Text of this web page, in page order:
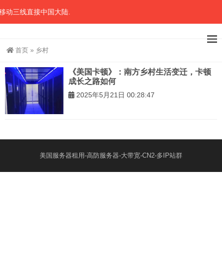
动三线直接中国大陆.
首页 » 乡村
《美国卡顿》：南方乡村生活变迁，卡顿
成长之路如何
2025年5月21日 00:28:47
美国服务器租用-高防服务器-大带宽-CN2-多IP站群